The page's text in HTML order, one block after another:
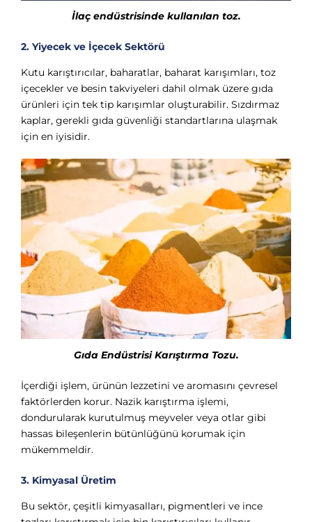
İlaç endüstrisinde kullanılan toz.
2. Yiyecek ve İçecek Sektörü
Kutu karıştırıcılar, baharatlar, baharat karışımları, toz
içecekler ve besin takviyeleri dahil olmak üzere gıda
ürünleri için tek tip karışımlar oluşturabilir. Sızdırmaz
kaplar, gerekli gıda güvenliği standartlarına ulaşmak
için en iyisidir.
Gıda Endüstrisi Karıştırma Tozu.
İçerdiği işlem, ürünün lezzetini ve aromasını çevresel
faktörlerden korur. Nazik karıştırma işlemi,
dondurularak kurutulmuş meyveler veya otlar gibi
hassas bileşenlerin bütünlüğünü korumak için
mükemmeldir.
3. Kimyasal Üretim
Bu sektör, çeşitli kimyasalları, pigmentleri ve ince